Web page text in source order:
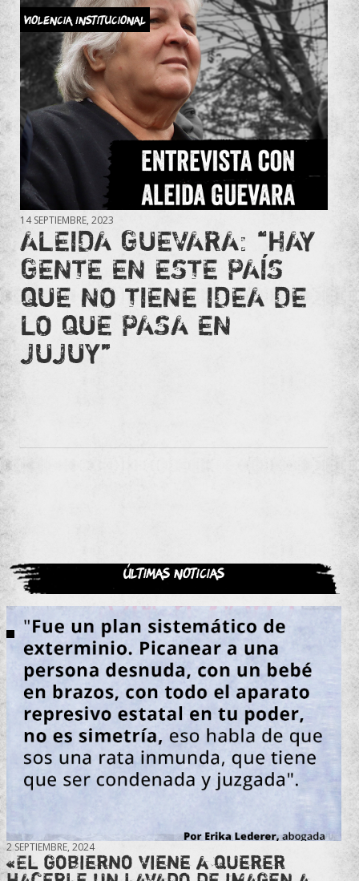
Violencia Institucional
14 SEPTIEMBRE, 2023
ALEIDA GUEVARA: “HAY
GENTE EN ESTE PAÍS
QUE NO TIENE IDEA DE
LO QUE PASA EN
JUJUY”
Últimas noticias
2 SEPTIEMBRE, 2024
«El gobierno viene a querer